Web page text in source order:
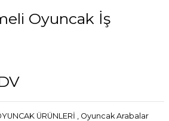
Oyuncak İş
ÜRÜNLERİ , Oyuncak Arabalar